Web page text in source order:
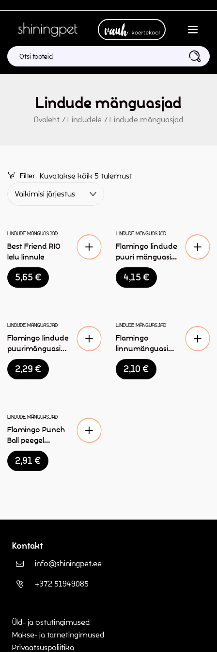
Lindude mänguasjad
Avaleht / Lindudele / Lindude mänguasjad
Filter Kuvatakse kõik 5 tulemust
Vaikimisi järjestus
LINDUDE MÄNGUASJAD
Best Friend RIO
lelu linnule
5,65€
LINDUDE MÄNGUASJAD
Flamingo lindude
puuri mänguasi
27cm
4,15€
LINDUDE MÄNGUASJAD
Flamingo lindude
puurimänguasi
kellukesega
21,5cm
2,29€
LINDUDE MÄNGUASJAD
Flamingo
linnumänguasi
“Appi” 10cm
2,10€
LINDUDE MÄNGUASJAD
Flamingo Punch
Ball peegel
lindudele
8x6x9,5cm
2,91€
Kontakt
info@shiningpet.ee
+372 51949085
Üld- ja ostutingimused
Makse- ja tarnetingimused
Privaatsuspoliitika